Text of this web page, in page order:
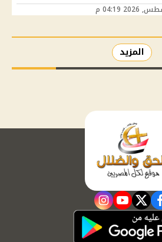
المزيد
facebook
twitter
youtube
instagram